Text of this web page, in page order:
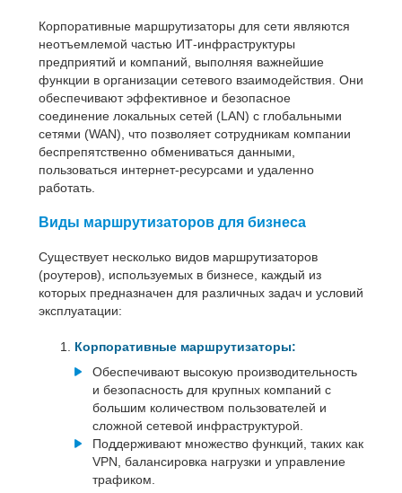
Корпоративные маршрутизаторы для сети являются
неотъемлемой частью ИТ-инфраструктуры
предприятий и компаний, выполняя важнейшие
функции в организации сетевого взаимодействия. Они
обеспечивают эффективное и безопасное
соединение локальных сетей (LAN) с глобальными
сетями (WAN), что позволяет сотрудникам компании
беспрепятственно обмениваться данными,
пользоваться интернет-ресурсами и удаленно
работать.
Виды маршрутизаторов для бизнеса
Существует несколько видов маршрутизаторов
(роутеров), используемых в бизнесе, каждый из
которых предназначен для различных задач и условий
эксплуатации:
Корпоративные маршрутизаторы:
Обеспечивают высокую производительность
и безопасность для крупных компаний с
большим количеством пользователей и
сложной сетевой инфраструктурой.
Поддерживают множество функций, таких как
VPN, балансировка нагрузки и управление
трафиком.